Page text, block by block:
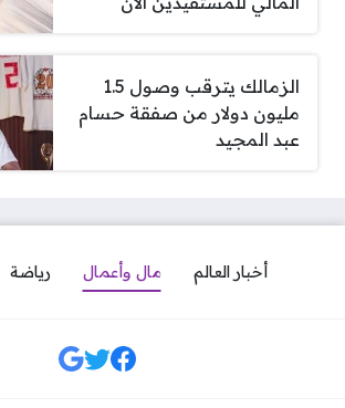
الزمالك يترقب وصول 1.5
مليون دولار من صفقة حسام
عبد المجيد
أخبار العالم مال وأعمال رياضة
مواقع التواصل